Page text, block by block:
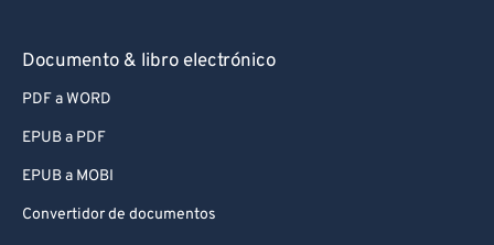
Documento & libro electrónico
PDF a WORD
EPUB a PDF
EPUB a MOBI
Convertidor de documentos